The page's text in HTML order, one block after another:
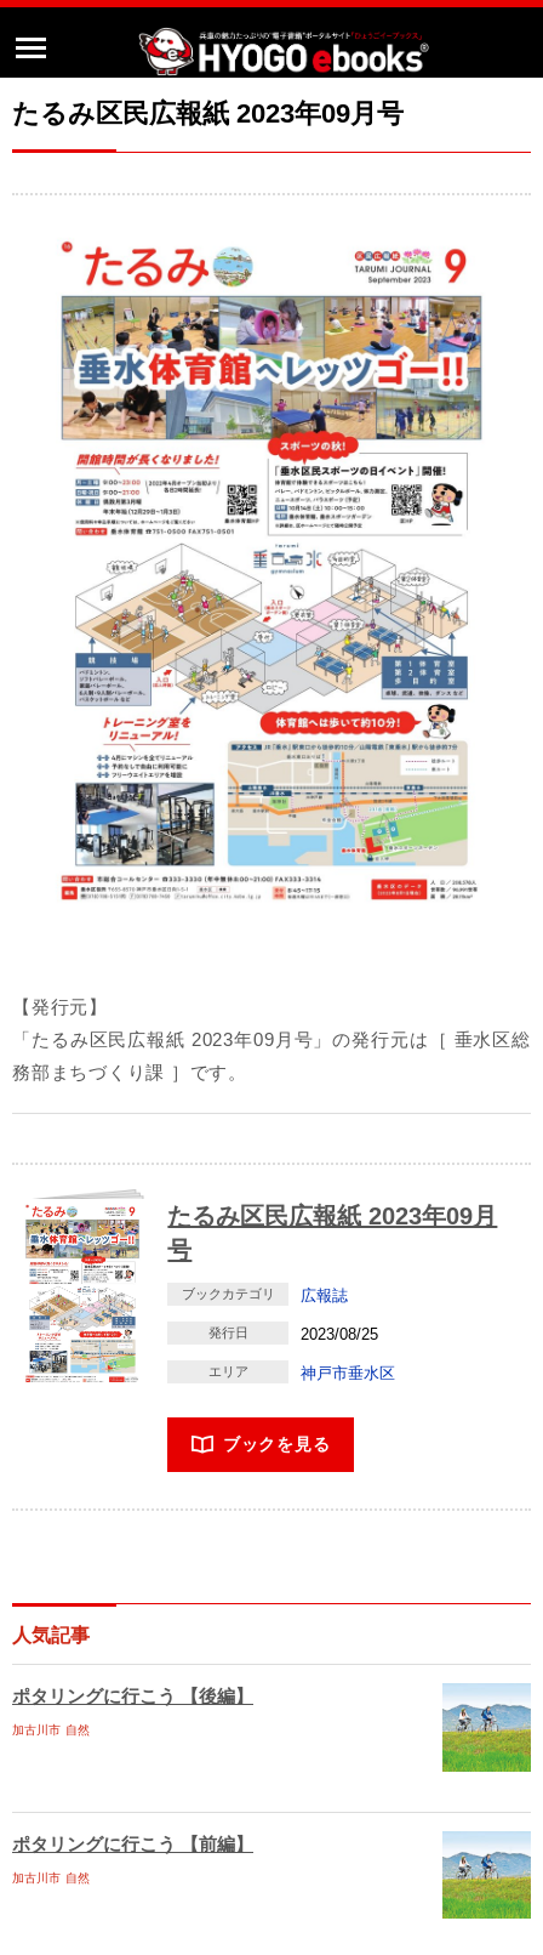
たるみ区民広報紙 2023年09月号
【発行元】
「たるみ区民広報紙 2023年09月号」の発行元は［ 垂水区総
務部まちづくり課 ］です。
たるみ区民広報紙 2023年09月
号
ブックカテゴリ 広報誌
発行日 2023/08/25
エリア 神戸市垂水区
ブックを見る
人気記事
ポタリングに行こう 【後編】
加古川市 自然
ポタリングに行こう 【前編】
加古川市 自然